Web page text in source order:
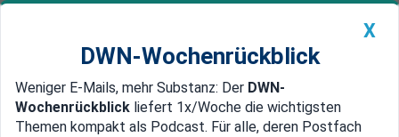
Newsticker MEIN DWN: Geldanlage Premium
Edelmetalle DWN-Magazin China
X
DWN-Wochenrückblick
Weniger E-Mails, mehr Substanz: Der DWN-
Wochenrückblick liefert 1x/Woche die wichtigsten
Themen kompakt als Podcast. Für alle, deren Postfach